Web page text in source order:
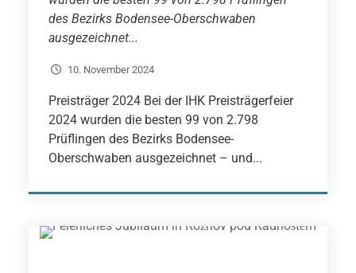
des Bezirks Bodensee-Oberschwaben
ausgezeichnet...
10. November 2024
Preisträger 2024 Bei der IHK Preisträgerfeier
2024 wurden die besten 99 von 2.798
Prüflingen des Bezirks Bodensee-
Oberschwaben ausgezeichnet – und...